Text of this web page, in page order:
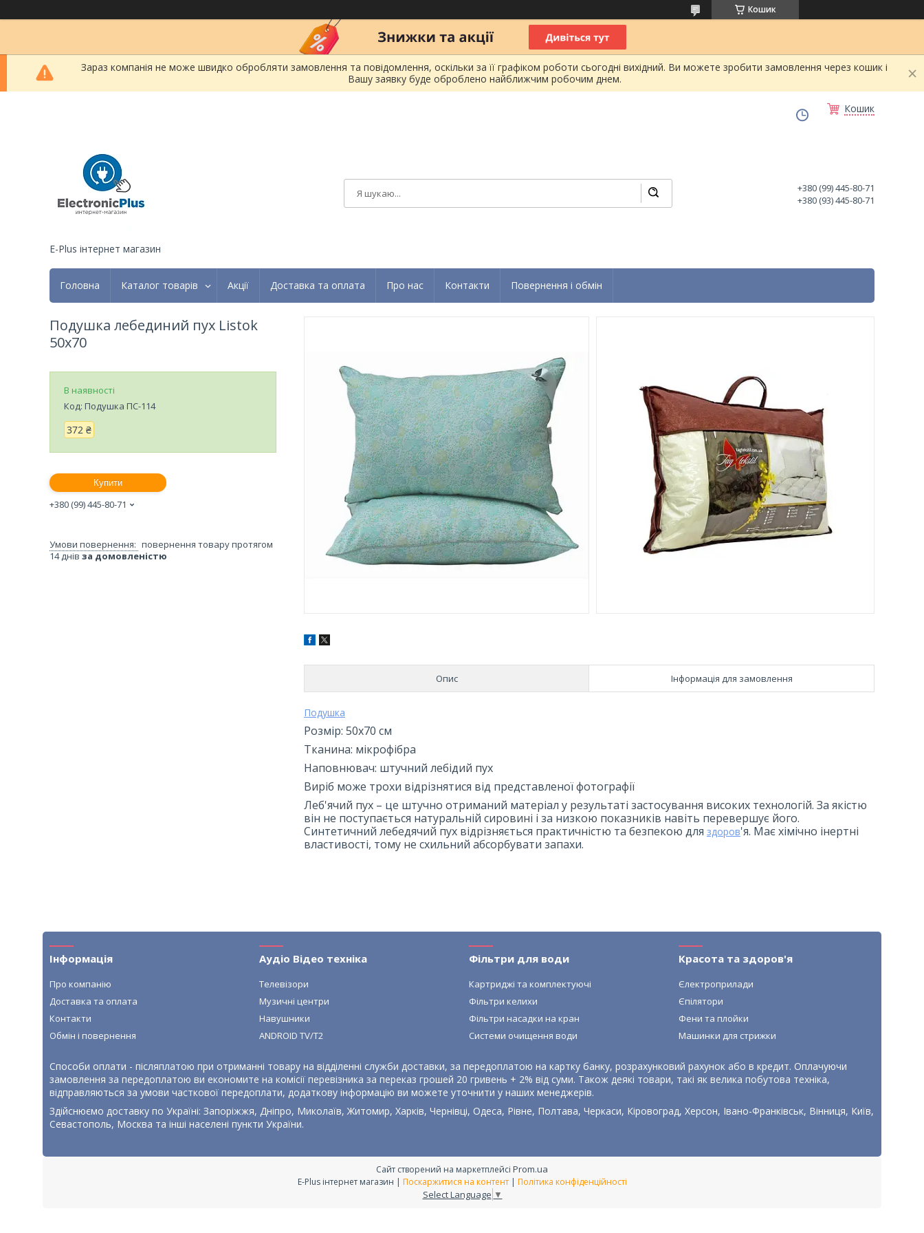
Кошик
Зараз компанія не може швидко обробляти замовлення та повідомлення, оскільки за її графіком роботи сьогодні вихідний. Ви можете зробити замовлення через кошик і
Вашу заявку буде оброблено найближчим робочим днем.
Кошик
E-Plus інтернет магазин
+380 (99) 445-80-71
+380 (93) 445-80-71
Головна Каталог товарів Акції Доставка та оплата Про нас Контакти Повернення і обмін
Опис Інформація для замовлення
Подушка
Розмір: 50х70 см
Тканина: мікрофібра
Наповнювач: штучний лебідий пух
Виріб може трохи відрізнятися від представленої фотографії
Леб'ячий пух – це штучно отриманий матеріал у результаті застосування високих технологій. За якістю
він не поступається натуральній сировині і за низкою показників навіть перевершує його.
Синтетичний лебедячий пух відрізняється практичністю та безпекою для здоров'я. Має хімічно інертні
властивості, тому не схильний абсорбувати запахи.
Подушка лебединий пух Listok
50х70
В наявності
Код: Подушка ПС-114
372 ₴
Купити
+380 (99) 445-80-71
повернення товару протягом
14 днів за домовленістю
Інформація
Про компанію
Доставка та оплата
Контакти
Обмін і повернення
Аудіо Відео техніка
Телевізори
Музичні центри
Навушники
ANDROID TV/T2
Фільтри для води
Картриджі та комплектуючі
Фільтри келихи
Фільтри насадки на кран
Системи очищення води
Красота та здоров'я
Єлектроприлади
Єпілятори
Фени та плойки
Машинки для стрижки
Способи оплати - післяплатою при отриманні товару на відділенні служби доставки, за передоплатою на картку банку, розрахунковий рахунок або в кредит. Оплачуючи
замовлення за передоплатою ви економите на комісії перевізника за переказ грошей 20 гривень + 2% від суми. Також деякі товари, такі як велика побутова техніка,
відправляються за умови часткової передоплати, додаткову інформацію ви можете уточнити у наших менеджерів.
Здійснюємо доставку по Україні: Запоріжжя, Дніпро, Миколаїв, Житомир, Харків, Чернівці, Одеса, Рівне, Полтава, Черкаси, Кіровоград, Херсон, Івано-Франківськ, Вінниця, Київ,
Севастополь, Москва та інші населені пункти України.
Сайт створений на маркетплейсі Prom.ua
E-Plus інтернет магазин | Поскаржитися на контент | Політика конфіденційності
Select Language ▼